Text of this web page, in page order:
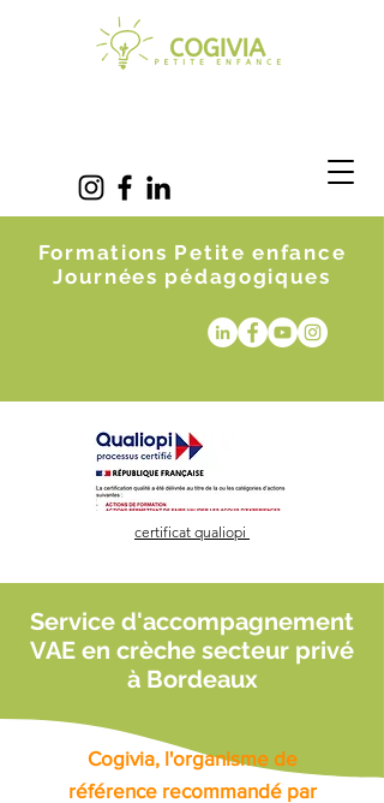
Formations Petite enfance
Journées pédagogiques
certificat qualiopi
Service d'accompagnement
VAE en crèche secteur privé
à Bordeaux
Cogivia, l'organisme de
référence recommandé par